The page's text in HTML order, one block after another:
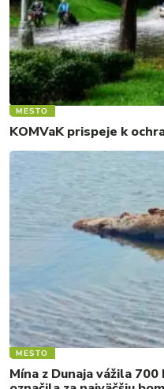
MESTO
KOMVaK prispeje k
MESTO
Mína z Dunaja vážila